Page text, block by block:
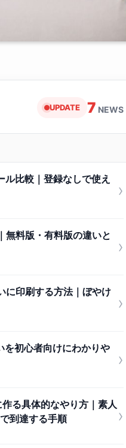
UPDATE 7 NEWS
比較｜登録なしで使え
›
無料版・有料版の違いと
›
に印刷する方法｜ぼやけ
›
初心者向けにわかりや
›
る具体的なやり方｜素人
到達する手順
›